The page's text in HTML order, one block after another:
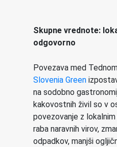
Skupne vrednote:
odgovorno
Povezava med
Slovenia Green
na sodobno
kakovostnih živil so v
povezovanje z
raba naravnih virov,
odpadkov, manjši